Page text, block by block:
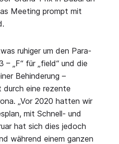
Meeting prompt mit
ruhiger um den Para-
„F“ für „field“ und die
Behinderung –
eine rezente
„Vor 2020 hatten wir
mit Schnell- und
hat sich dies jedoch
während einem ganzen